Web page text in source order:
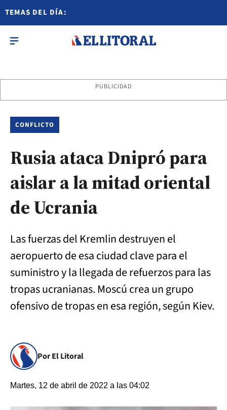
TEMAS DEL DÍA:
PUBLICIDAD
CONFLICTO
Rusia ataca Dnipró para
aislar a la mitad oriental
de Ucrania
Las fuerzas del Kremlin destruyen el
aeropuerto de esa ciudad clave para el
suministro y la llegada de refuerzos para las
tropas ucranianas. Moscú crea un grupo
ofensivo de tropas en esa región, según Kiev.
Por El Litoral
Martes, 12 de abril de 2022 a las 04:02